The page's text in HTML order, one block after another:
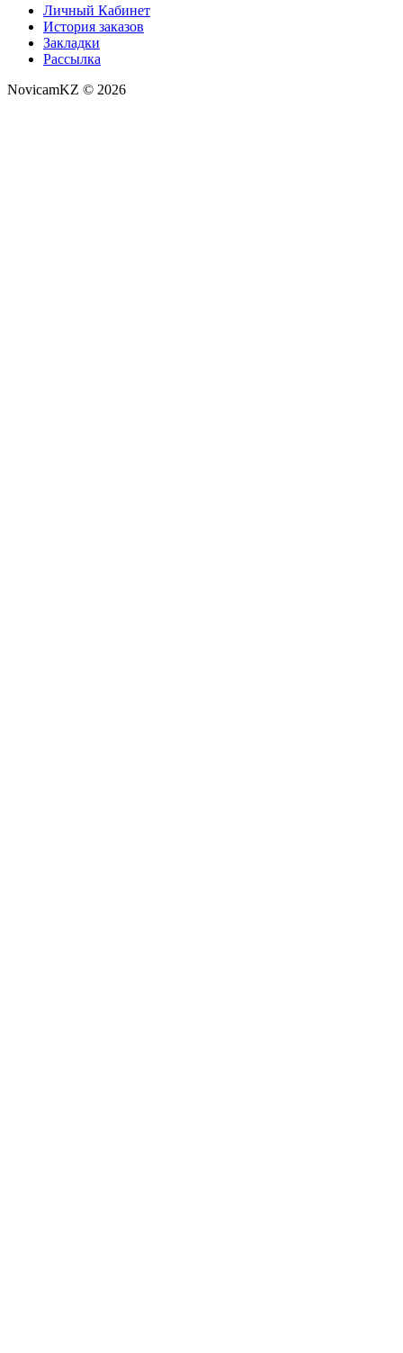
Личный Кабинет
История заказов
Закладки
Рассылка
NovicamKZ © 2026